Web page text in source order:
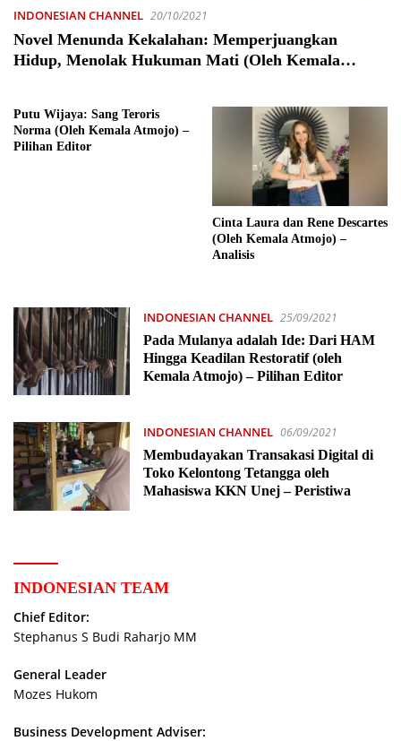
INDONESIAN CHANNEL 20/10/2021
Novel Menunda Kekalahan: Memperjuangkan
Hidup, Menolak Hukuman Mati (Oleh Kemala
Putu Wijaya: Sang Teroris
Norma (Oleh Kemala Atmojo) –
Pilihan Editor
Cinta Laura dan Rene Descartes
(Oleh Kemala Atmojo) –
Analisis
INDONESIAN CHANNEL 25/09/2021
Pada Mulanya adalah Ide: Dari HAM
Hingga Keadilan Restoratif (oleh
Kemala Atmojo) – Pilihan Editor
INDONESIAN CHANNEL 06/09/2021
Membudayakan Transakasi Digital di
Toko Kelontong Tetangga oleh
Mahasiswa KKN Unej – Peristiwa
INDONESIAN TEAM
Chief Editor:
Stephanus S Budi Raharjo MM
General Leader
Mozes Hukom
Business Development Adviser: